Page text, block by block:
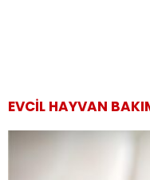
EVCIL HAYVAN